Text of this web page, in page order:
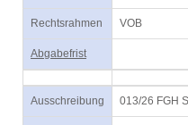
Rechtsrahmen VOB
Abgabefrist
Ausschreibung 013/26 FGH